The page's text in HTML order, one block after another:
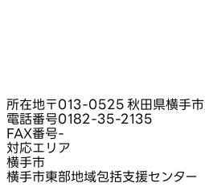
所在地〒013-0525 秋田県横手
電話番号0182-35-2135
FAX番号-
対応エリア
横手市
横手市東部地域包括支援センター